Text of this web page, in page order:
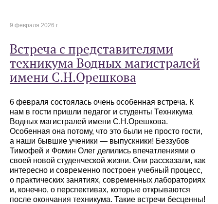
9 февраля 2026 г.
Встреча с представителями
техникума Водных магистралей
имени С.Н.Орешкова
6 февраля состоялась очень особенная встреча. К
нам в гости пришли педагог и студенты Техникума
Водных магистралей имени С.Н.Орешкова.
Особенная она потому, что это были не просто гости,
а наши бывшие ученики — выпускники! Беззубов
Тимофей и Фомин Олег делились впечатлениями о
своей новой студенческой жизни. Они рассказали, как
интересно и современно построен учебный процесс,
о практических занятиях, современных лабораториях
и, конечно, о перспективах, которые открываются
после окончания техникума. Такие встречи бесценны!